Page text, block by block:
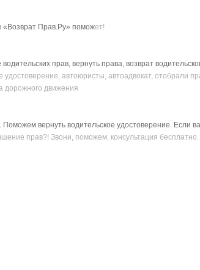
Прав.Ру» поможет!
прав, вернуть права, возврат
удостоверение, автоюристы, автоадвокат, отобрали
дорожного движения
Поможем вернуть водительское удостоверение.
прав?! Звони, поможем, консультация